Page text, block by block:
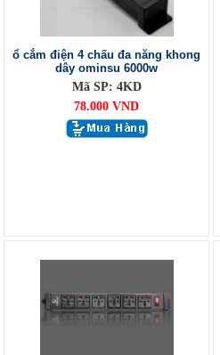
ổ cắm điện 4 chấu đa năng khong
dây ominsu 6000w
Mã SP: 4KD
78.000 VND